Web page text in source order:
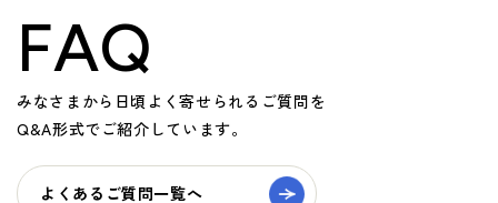
FAQ
みなさまから日頃よく寄せられるご質問を
Q&A形式でご紹介しています。
よくあるご質問一覧へ